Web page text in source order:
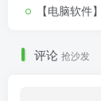
【电脑软件
评论 抢沙发